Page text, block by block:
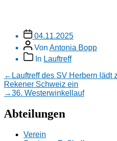
Veröffentlichungsdatum
04.11.2025
Beitragsautor
Von Antonia Bopp
Beitragskategorien
In Lauftreff
Beitragsnavigation
← Vorheriger
Beitrag:
Lauftreff des SV Herbern lädt
Rekener Schweiz ein
→Nächster
36. Westerwinkellauf
Abteilungen
Verein